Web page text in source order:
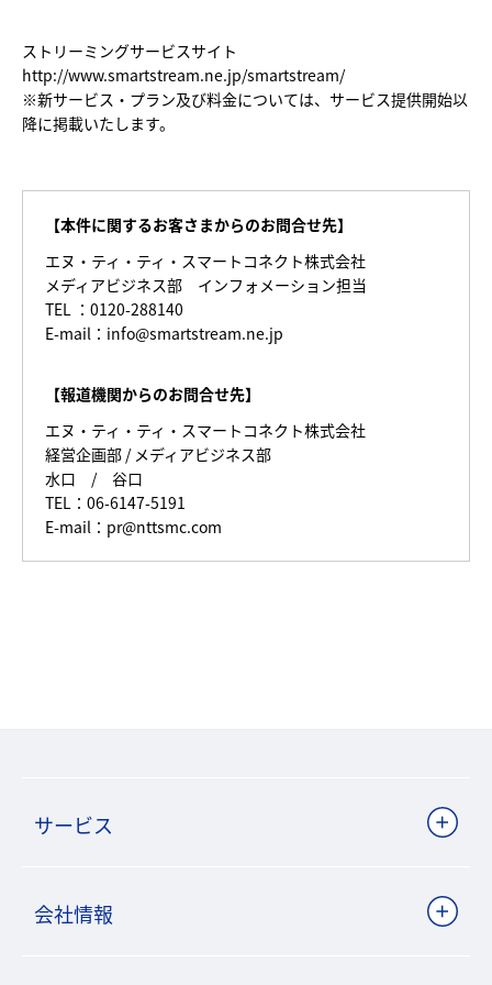
ストリーミングサービスサイト
http://www.smartstream.ne.jp/smartstream/
※新サービス・プラン及び料金については、サービス提供開始以
降に掲載いたします。
【本件に関するお客さまからのお問合せ先】
エヌ・ティ・ティ・スマートコネクト株式会社
メディアビジネス部 インフォメーション担当
TEL ：0120-288140
E-mail：info@smartstream.ne.jp
【報道機関からのお問合せ先】
エヌ・ティ・ティ・スマートコネクト株式会社
経営企画部 / メディアビジネス部
水口 / 谷口
TEL：06-6147-5191
E-mail：pr@nttsmc.com
サービス
会社情報